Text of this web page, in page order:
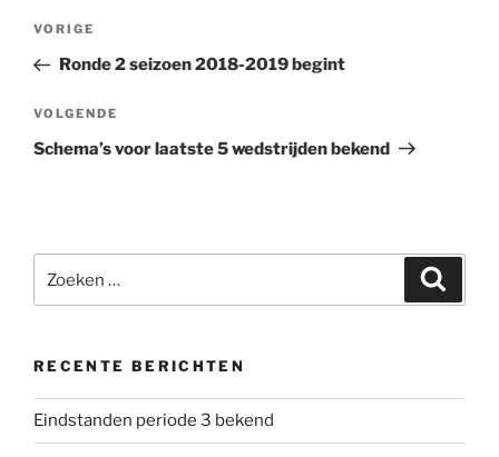
Bericht
Vorig
bericht
VORIGE
Ronde 2 seizoen 2018-2019 begint
Volgend
bericht
VOLGENDE
Schema’s voor laatste 5 wedstrijden bekend
naar:
RECENTE BERICHTEN
Eindstanden periode 3 bekend